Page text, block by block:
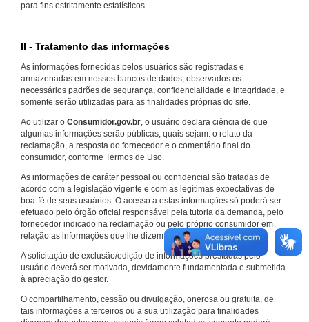
para fins estritamente estatísticos.
II - Tratamento das informações
As informações fornecidas pelos usuários são registradas e
armazenadas em nossos bancos de dados, observados os
necessários padrões de segurança, confidencialidade e integridade, e
somente serão utilizadas para as finalidades próprias do site.
Ao utilizar o Consumidor.gov.br, o usuário declara ciência de que
algumas informações serão públicas, quais sejam: o relato da
reclamação, a resposta do fornecedor e o comentário final do
consumidor, conforme Termos de Uso.
As informações de caráter pessoal ou confidencial são tratadas de
acordo com a legislação vigente e com as legítimas expectativas de
boa-fé de seus usuários. O acesso a estas informações só poderá ser
efetuado pelo órgão oficial responsável pela tutoria da demanda, pelo
fornecedor indicado na reclamação ou pelo próprio consumidor em
relação as informações que lhe dizem respeito.
A solicitação de exclusão/edição de informações prestadas pelo
usuário deverá ser motivada, devidamente fundamentada e submetida
à apreciação do gestor.
O compartilhamento, cessão ou divulgação, onerosa ou gratuita, de
tais informações a terceiros ou a sua utilização para finalidades